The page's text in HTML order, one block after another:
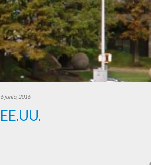
6 junio, 2016
EE.UU.